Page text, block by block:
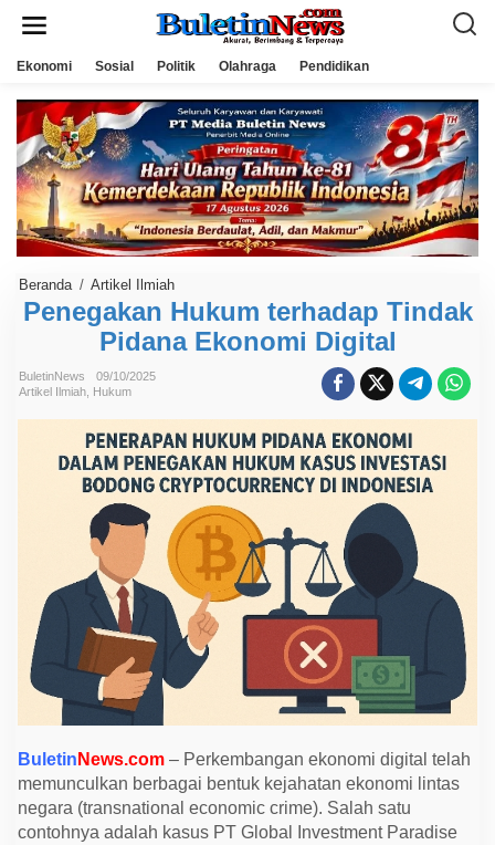
Ekonomi Sosial Politik Olahraga Pendidikan
Beranda / Artikel Ilmiah
e
n
e
g
n
H
u
k
u
e
r
h
a
a
p
i
d
a
n
a
Penegakan Hukum terhadap Tindak
Pidana Ekonomi Digital
BuletinNews
09/10/2025
Artikel Ilmiah Hukum
Buletin News.com – Perkembangan ekonomi digital telah
memunculkan berbagai bentuk kejahatan ekonomi lintas
negara (transnational economic crime). Salah satu
contohnya adalah kasus PT Global Investment Paradise